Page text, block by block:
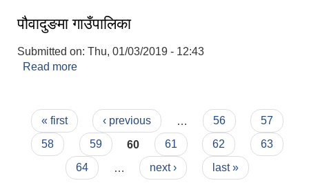
पौवादुङमा गाउँपालिका
Submitted on: Thu, 01/03/2019 - 12:43
Read more
Pages
« first ‹ previous 56
57
58
59 60 61 62
63
64
next › last »